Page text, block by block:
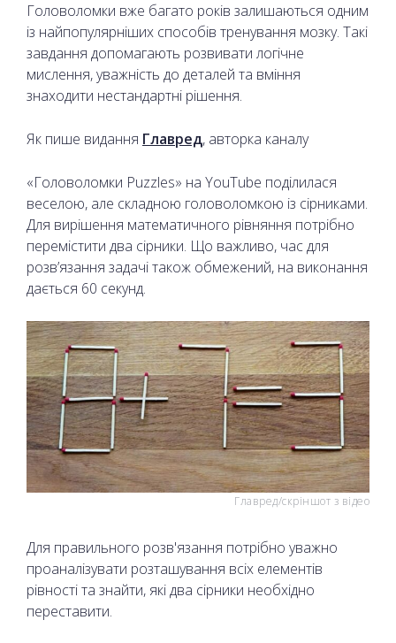
Головоломки вже багато років залишаються одним
із найпопулярніших способів тренування мозку. Такі
завдання допомагають розвивати логічне
мислення, уважність до деталей та вміння
знаходити нестандартні рішення.
Як пише видання Главред, авторка каналу
«Головоломки Puzzles» на YouTube поділилася
веселою, але складною головоломкою із сірниками.
Для вирішення математичного рівняння потрібно
перемістити два сірники. Що важливо, час для
розв’язання задачі також обмежений, на виконання
дається 60 секунд.
Главред/скріншот з відео
Для правильного розв'язання потрібно уважно
проаналізувати розташування всіх елементів
рівності та знайти, які два сірники необхідно
переставити.